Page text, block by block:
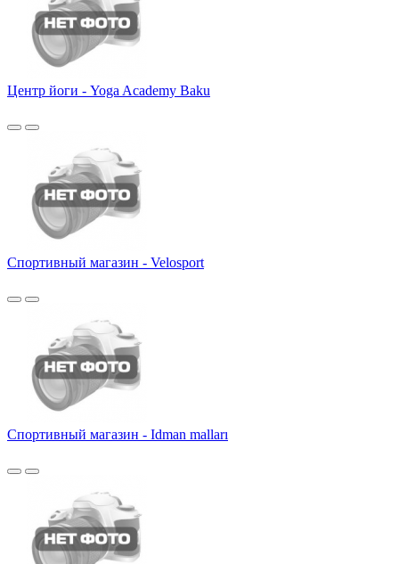
Центр йоги - Yoga Academy Baku
Спортивный магазин - Velosport
Спортивный магазин - Idman malları